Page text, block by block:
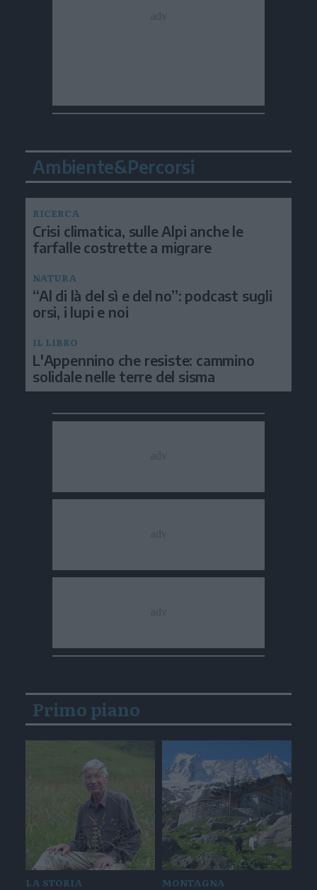
Ambiente&Percorsi
RICERCA
Crisi climatica, sulle Alpi anche le
farfalle costrette a migrare
NATURA
“Al di là del sì e del no”: podcast sugli
orsi, i lupi e noi
IL LIBRO
L'Appennino che resiste: cammino
solidale nelle terre del sisma
Primo piano
LA STORIA MONTAGNA